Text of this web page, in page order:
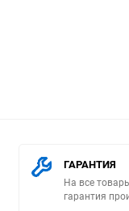
ГАРАНТИЯ
На все
гарантия